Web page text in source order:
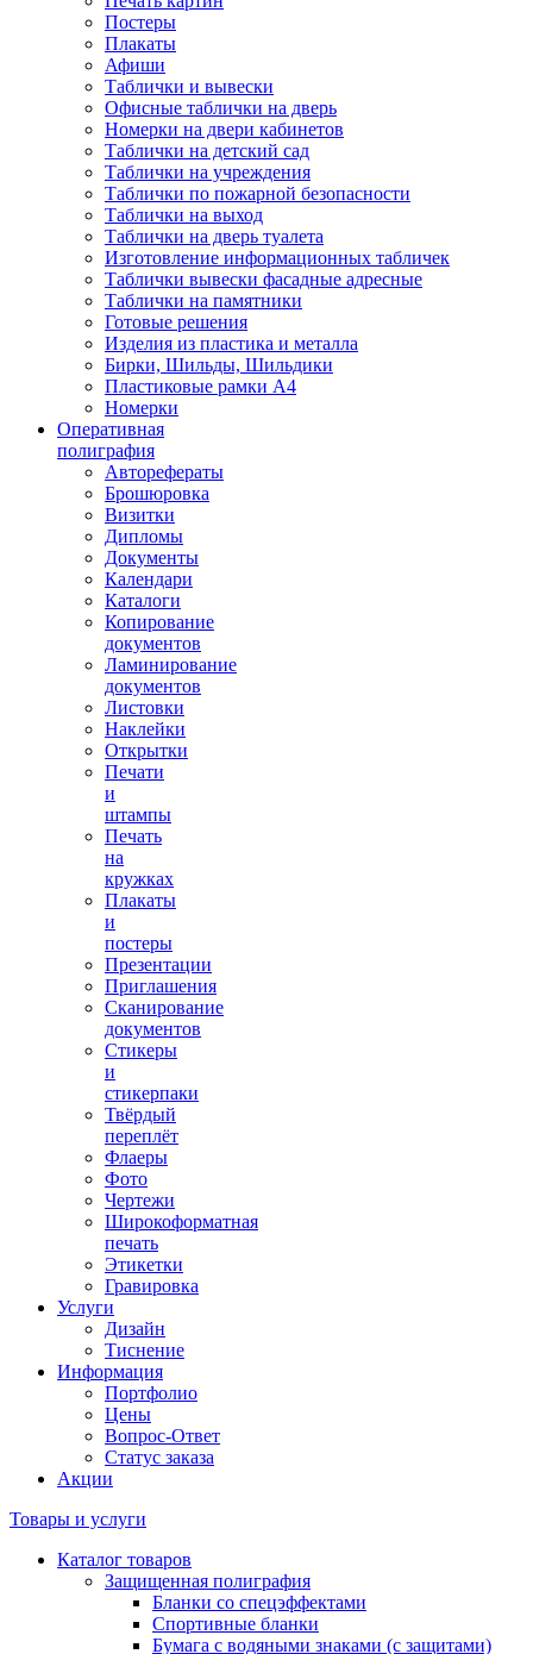
Постеры
Плакаты
Афиши
Таблички и вывески
Офисные таблички на дверь
Номерки на двери кабинетов
Таблички на детский сад
Таблички на учреждения
Таблички по пожарной безопасности
Таблички на выход
Таблички на дверь туалета
Изготовление информационных табличек
Таблички вывески фасадные адресные
Таблички на памятники
Готовые решения
Изделия из пластика и металла
Бирки, Шильды, Шильдики
Пластиковые рамки А4
Номерки
Оперативная
полиграфия
Авторефераты
Брошюровка
Визитки
Дипломы
Документы
Календари
Каталоги
Копирование
документов
Ламинирование
документов
Листовки
Наклейки
Открытки
Печати
и
штампы
Печать
на
кружках
Плакаты
и
постеры
Презентации
Приглашения
Сканирование
документов
Стикеры
и
стикерпаки
Твёрдый
переплёт
Флаеры
Фото
Чертежи
Широкоформатная
печать
Этикетки
Гравировка
Услуги
Дизайн
Тиснение
Информация
Портфолио
Цены
Вопрос-Ответ
Статус заказа
Акции
Товары и услуги
Каталог товаров
Защищенная полиграфия
Бланки со спецэффектами
Спортивные бланки
Бумага с водяными знаками (с защитами)